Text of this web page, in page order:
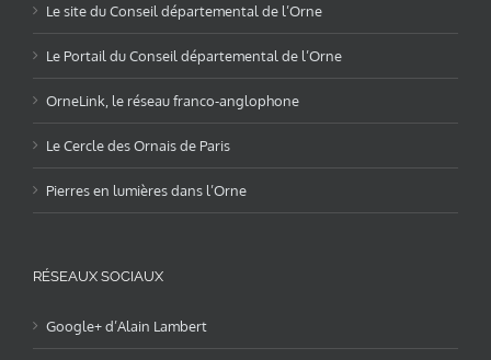
Le site du Conseil départemental de l’Orne
Le Portail du Conseil départemental de l’Orne
OrneLink, le réseau franco-anglophone
Le Cercle des Ornais de Paris
Pierres en lumières dans l’Orne
RÉSEAUX SOCIAUX
Google+ d’Alain Lambert